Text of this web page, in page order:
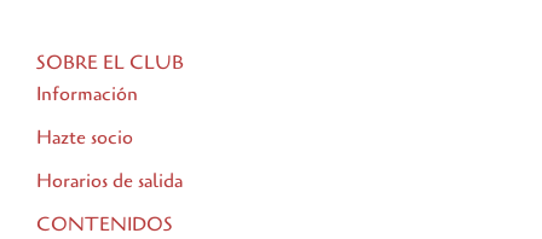
SOBRE EL CLUB
Información
Hazte socio
Horarios de salida
CONTENIDOS